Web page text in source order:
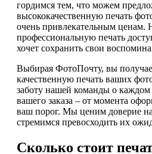
гордимся тем, что можем
высококачественную печать
очень привлекательным ценам.
профессиональную печать
хочет сохранить свои
Выбирая ФотоПочту, вы
качественную печать ваших
заботу нашей команды о
вашего заказа – от момента
ваш порог. Мы ценим доверие
стремимся превосходить их
Сколько стоит